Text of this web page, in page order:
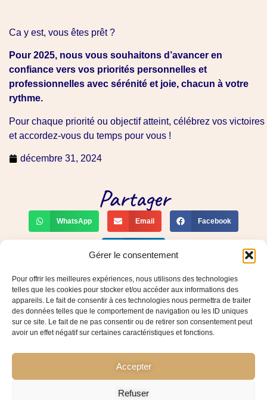
Gérer le consentement
Pour offrir les meilleures expériences, nous utilisons des technologies
telles que les cookies pour stocker et/ou accéder aux informations des
appareils. Le fait de consentir à ces technologies nous permettra de traiter
des données telles que le comportement de navigation ou les ID uniques
sur ce site. Le fait de ne pas consentir ou de retirer son consentement peut
avoir un effet négatif sur certaines caractéristiques et fonctions.
Accepter
Refuser
Ca y est, vous êtes prêt ?
Pour 2025, nous vous souhaitons d’avancer en
confiance vers vos priorités personnelles et
professionnelles avec sérénité et joie, chacun à votre
rythme.
Pour chaque priorité ou objectif atteint, célébrez vos victoires
et accordez-vous du temps pour vous !
décembre 31, 2024
Partager
WhatsApp Email Facebook
SUIVANT
06.16.77.52.31
severineloeper@gmail.com
75020 Paris (Métro Gambetta)
Politique de confidentialitéPolitique de cookies